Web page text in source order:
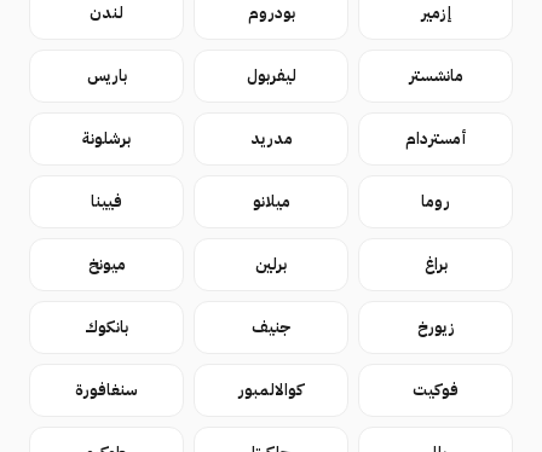
إزمير بودروم لندن
مانشستر ليفربول باريس
أمستردام مدريد برشلونة
روما ميلانو فيينا
براغ برلين ميونخ
زيورخ جنيف بانكوك
فوكيت كوالالمبور سنغافورة